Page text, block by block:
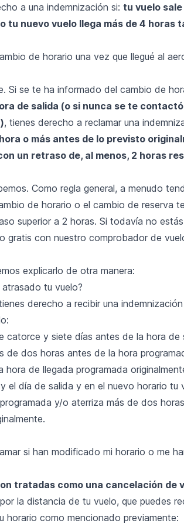
a una indemnización si: tu vuelo sale
tu nuevo vuelo llega más de 4 horas
de horario una vez que llegué al
Si se te ha informado del cambio de
de salida (o si nunca se te
, tienes derecho a reclamar una
o más antes de lo previsto
un retraso de, al menos, 2 horas
Como regla general, a menudo
de horario o el cambio de reserva
superior a 2 horas. Si todavía no
gratis con nuestro comprobador de
explicarlo de otra manera:
tu vuelo?
derecho a recibir una
catorce y siete días antes de la hora de
de dos horas antes de la hora
de llegada programada
el día de salida y en el nuevo horario tu
y/o aterriza más de dos
si han modificado mi horario o me
tratadas como una cancelación de
la distancia de tu vuelo, que puedes
horario como mencionado previamente: